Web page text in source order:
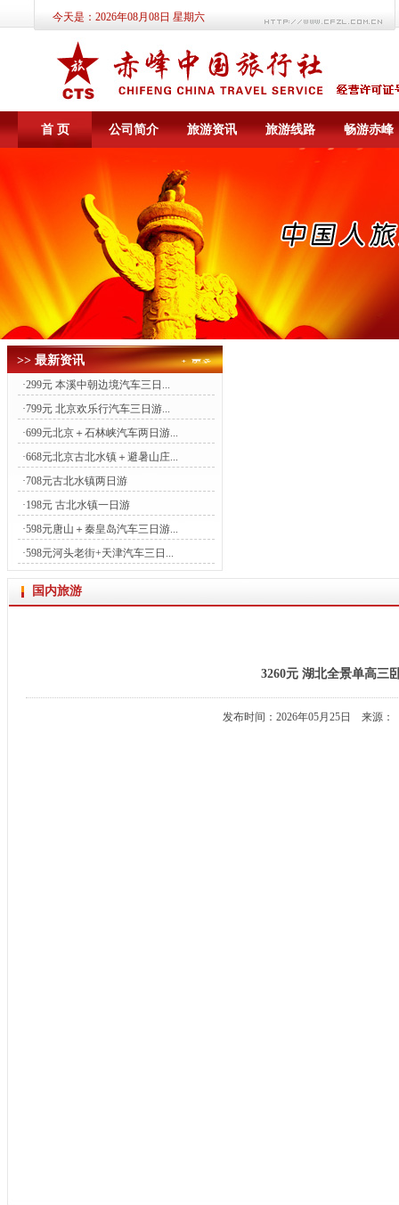
今天是： 2026年08月08日 星期六
首 页 公司简介 旅游资讯 旅游线路 畅游赤峰
>> 最新资讯
·299元 本溪中朝边境汽车三日...
·799元 北京欢乐行汽车三日游...
·699元北京＋石林峡汽车两日游...
·668元北京古北水镇＋避暑山庄...
·708元古北水镇两日游
·198元 古北水镇一日游
·598元唐山＋秦皇岛汽车三日游...
·598元河头老街+天津汽车三日...
国内旅游
3260元 湖北全景单高三
发布时间：2026年05月25日 来源